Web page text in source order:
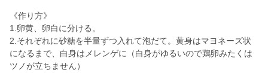
《作り方》
1.卵黄、卵白に分ける。
2.それぞれに砂糖を半量ずつ入れて泡だて。黄身はマヨネーズ状
になるまで、白身はメレンゲに（白身がゆるいので鶏卵みたくは
ツノが立ちません）